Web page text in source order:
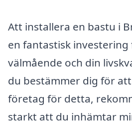
Att installera en bastu i
en fantastisk
välmående och din
du bestämmer dig för
företag för detta,
starkt att du inhämtar